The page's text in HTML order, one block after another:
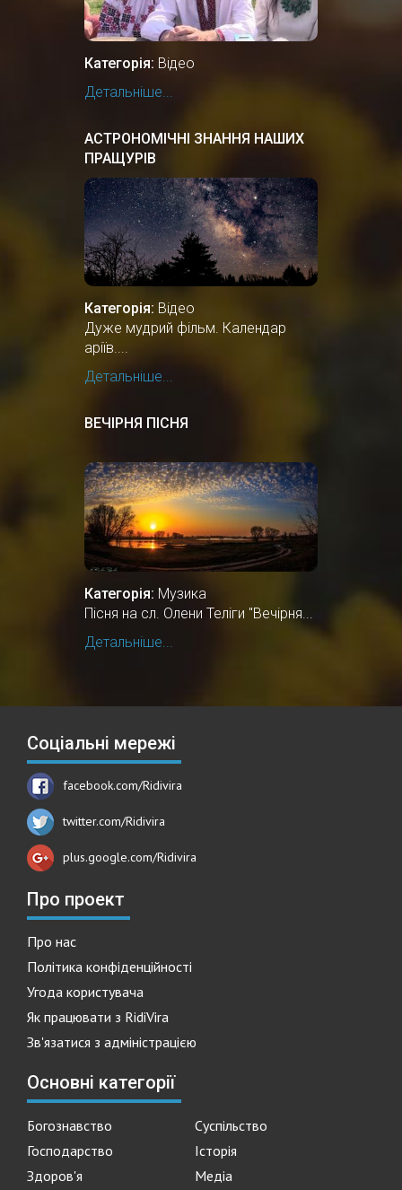
Категорія: Відео
Детальніше...
АСТРОНОМІЧНІ ЗНАННЯ НАШИХ
ПРАЩУРІВ
Категорія: Відео
Дуже мудрий фільм. Календар
аріїв....
Детальніше...
ВЕЧІРНЯ ПІСНЯ
Категорія: Музика
Пісня на сл. Олени Теліги "Вечірня...
Детальніше...
Соціальні мережі
facebook.com/Ridivira
twitter.com/Ridivira
plus.google.com/Ridivira
Про проект
Про нас
Політика конфіденційності
Угода користувача
Як працювати з RidiVira
Зв'язатися з адміністрацією
Основні категорії
Богознавство
Суспільство
Господарство
Історія
Здоров'я
Медіа